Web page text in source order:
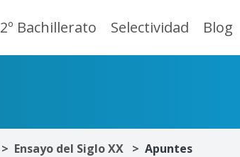
2º Bachillerato Selectividad Blog
Ensayo del Siglo XX Apuntes